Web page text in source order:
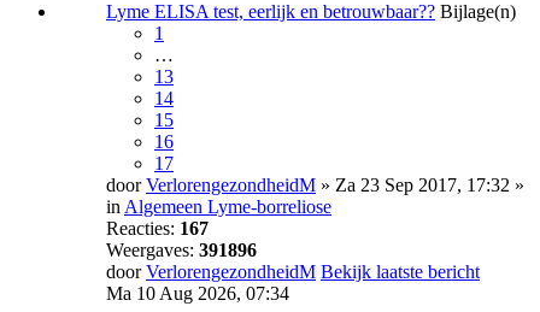
Lyme ELISA test, eerlijk en betrouwbaar?? Bijlage(n)
1
…
13
14
15
16
17
doorVerlorengezondheidM » Za 23 Sep 2017, 17:32 »
in Algemeen Lyme-borreliose
Reacties: 167
Weergaves: 391896
doorVerlorengezondheidM Bekijk laatste bericht
Ma 10 Aug 2026, 07:34